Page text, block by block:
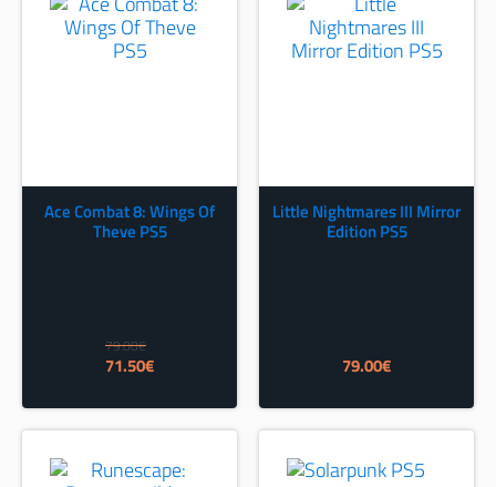
Ace Combat 8: Wings Of
Theve PS5
79.00€
Izvorna
bila
je:
71.50€Trenutna
je:
71.50€.
Little Nightmares III Mirror
Edition PS5
79.00€